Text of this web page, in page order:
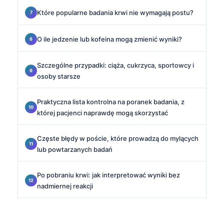
Które popularne badania krwi nie wymagają postu?
O ile jedzenie lub kofeina mogą zmienić wyniki?
Szczególne przypadki: ciąża, cukrzyca, sportowcy i
osoby starsze
Praktyczna lista kontrolna na poranek badania, z
której pacjenci naprawdę mogą skorzystać
Częste błędy w poście, które prowadzą do mylących
lub powtarzanych badań
Po pobraniu krwi: jak interpretować wyniki bez
nadmiernej reakcji